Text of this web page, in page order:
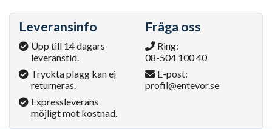
Leveransinfo
Upp till 14 dagars
leveranstid.
Tryckta plagg kan ej
returneras.
Expressleverans
möjligt mot kostnad.
Fråga oss
Ring:
08-504 100 40
E-post:
profil@entevor.se